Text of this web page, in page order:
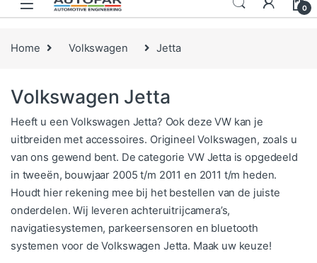
0
Home Volkswagen Jetta
Volkswagen Jetta
Heeft u een Volkswagen Jetta? Ook deze VW kan je
uitbreiden met accessoires. Origineel Volkswagen, zoals u
van ons gewend bent. De categorie VW Jetta is opgedeeld
in tweeën, bouwjaar 2005 t/m 2011 en 2011 t/m heden.
Houdt hier rekening mee bij het bestellen van de juiste
onderdelen. Wij leveren achteruitrijcamera’s,
navigatiesystemen, parkeersensoren en bluetooth
systemen voor de Volkswagen Jetta. Maak uw keuze!